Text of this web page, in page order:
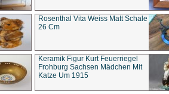
Rosenthal Vita Weiss Matt Schale
26 Cm
Keramik Figur Kurt Feuerriegel
Frohburg Sachsen Mädchen Mit
Katze Um 1915